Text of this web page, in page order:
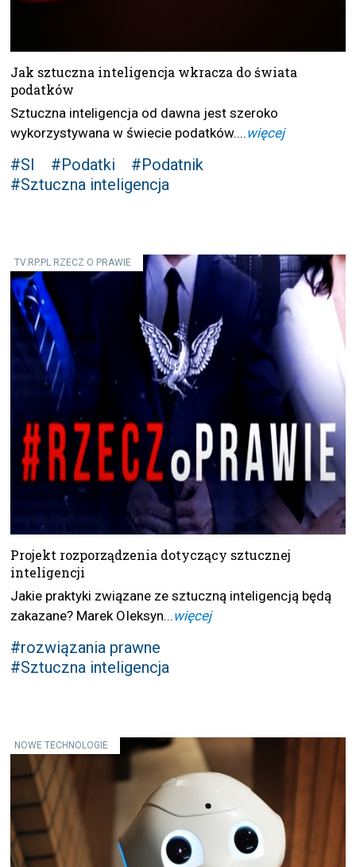
Jak sztuczna inteligencja wkracza do świata
podatków
Sztuczna inteligencja od dawna jest szeroko
wykorzystywana w świecie podatków.... więcej
#SI #Podatki
#Podatnik
#Sztuczna inteligencja
TV.RP.PL RZECZ O PRAWIE
Projekt rozporządzenia dotyczący sztucznej
inteligencji
Jakie praktyki związane ze sztuczną inteligencją będą
zakazane? Marek OIeksyn... więcej
#rozwiązania prawne
#Sztuczna inteligencja
NOWE TECHNOLOGIE